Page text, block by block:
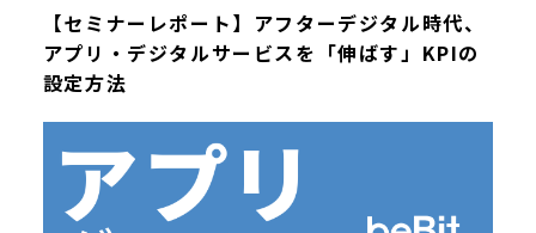
【セミナーレポート】アフターデジタル時代、
アプリ・デジタルサービスを「伸ばす」KPIの
設定方法